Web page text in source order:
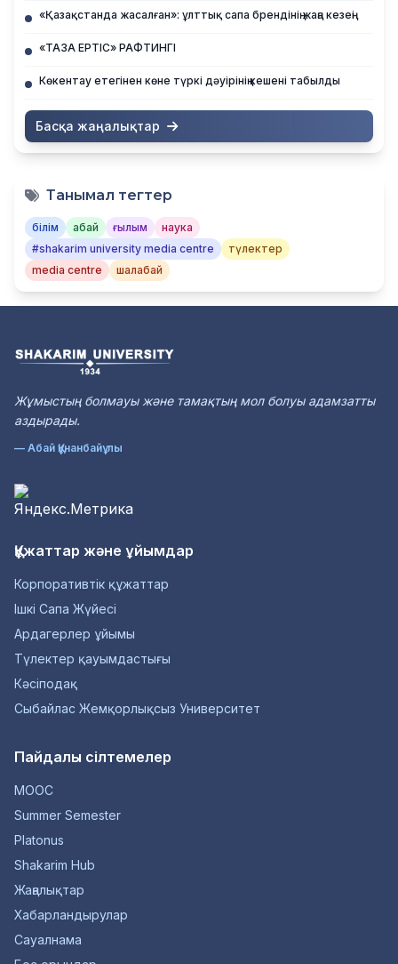
«Қазақстанда жасалған»: ұлттық сапа брендінің жаңа кезеңі
«ТАЗА ЕРТІС» РАФТИНГІ
Көкентау етегінен көне түркі дәуірінің кешені табылды
Басқа жаңалықтар
Танымал тегтер
білім абай ғылым
наука
#shakarim university media centre
түлектер
media centre
шалабай
Жұмыстың болмауы және тамақтың мол болуы адамзатты
аздырады.
— Абай Құнанбайұлы
Құжаттар және ұйымдар
Корпоративтік құжаттар
Ішкі Сапа Жүйесі
Ардагерлер ұйымы
Түлектер қауымдастығы
Кәсіподақ
Сыбайлас Жемқорлықсыз Университет
Пайдалы сілтемелер
MOOC
Summer Semester
Platonus
Shakarim Hub
Жаңалықтар
Хабарландырулар
Сауалнама